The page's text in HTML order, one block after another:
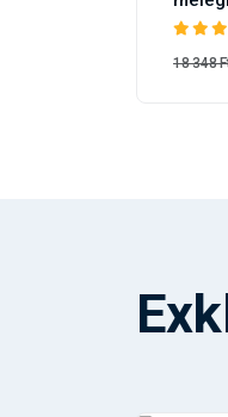
18 348